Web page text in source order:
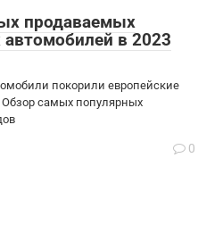
продаваемых
автомобилей в 2023
покорили европейские
Обзор самых популярных
0